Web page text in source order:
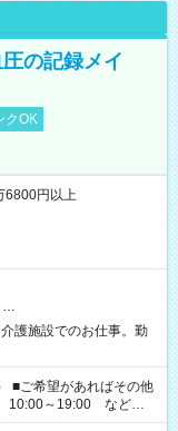
の記録メイ
クOK
円以上
…
護施設でのお仕事。勤
10:00～19:00 など
ば残業はしたくない」